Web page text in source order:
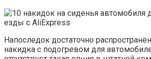
Напоследок достаточно
накидка с подогревом для